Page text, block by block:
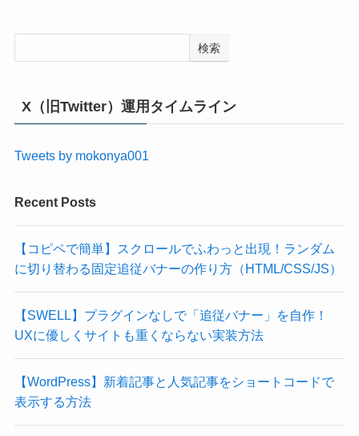
検索
X（旧Twitter）運用タイムライン
Tweets by mokonya001
Recent Posts
【コピペで簡単】スクロールでふわっと出現！ランダム
に切り替わる固定追従バナーの作り方（HTML/CSS/JS）
【SWELL】プラグインなしで「追従バナー」を自作！
UXに優しくサイトも重くならない実装方法
【WordPress】新着記事と人気記事をショートコードで
表示する方法